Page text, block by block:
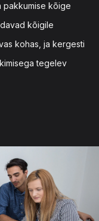
pakkumise kõige
kõigile
kohas, ja kergesti
tegelev